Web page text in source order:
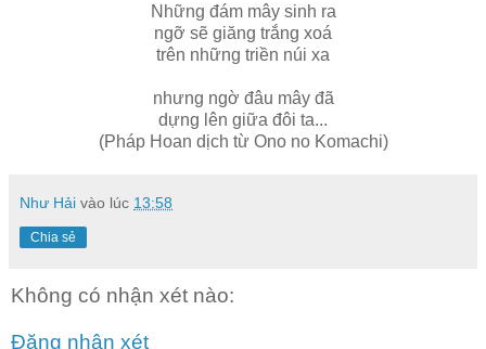
Những đám mây sinh ra
ngỡ sẽ giăng trắng xoá
trên những triền núi xa
nhưng ngờ đâu mây đã
dựng lên giữa đôi ta...
(Pháp Hoan dịch từ Ono no Komachi)
Như Hải vào lúc 13:58
Chia sẻ
Không có nhận xét nào:
Đăng nhận xét